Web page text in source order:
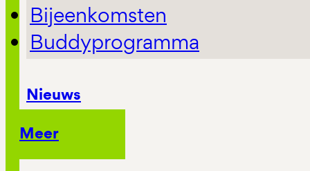
Bijeenkomsten
Buddyprogramma
Nieuws
Meer